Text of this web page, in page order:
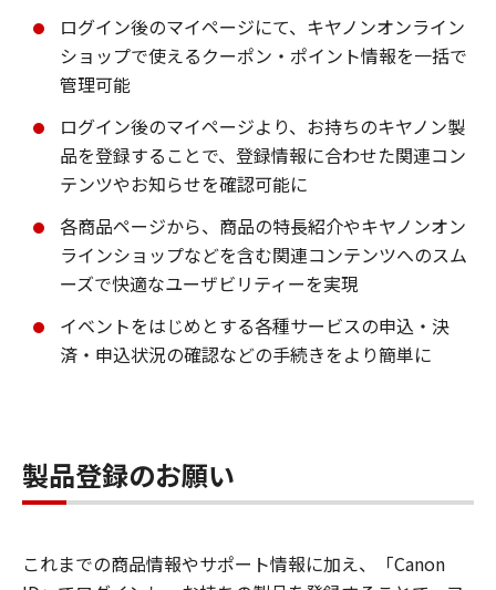
ログイン後のマイページにて、キヤノンオンライン
ショップで使えるクーポン・ポイント情報を一括で
管理可能
ログイン後のマイページより、お持ちのキヤノン製
品を登録することで、登録情報に合わせた関連コン
テンツやお知らせを確認可能に
各商品ページから、商品の特長紹介やキヤノンオン
ラインショップなどを含む関連コンテンツへのスム
ーズで快適なユーザビリティーを実現
イベントをはじめとする各種サービスの申込・決
済・申込状況の確認などの手続きをより簡単に
製品登録のお願い
これまでの商品情報やサポート情報に加え、「Canon